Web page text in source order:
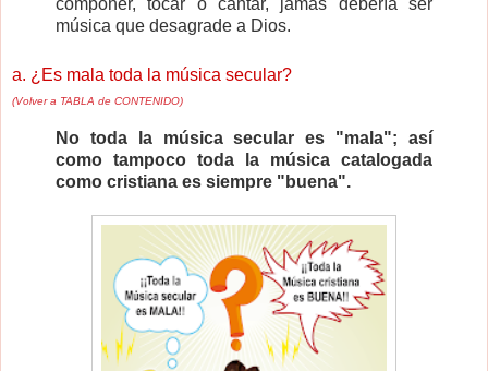
componer, tocar o cantar, jamás debería ser
música que desagrade a Dios.
a. ¿Es mala toda la música secular?
(Volver a TABLA de CONTENIDO)
No toda la música secular es "mala"; así
como tampoco toda la música catalogada
como cristiana es siempre "buena".